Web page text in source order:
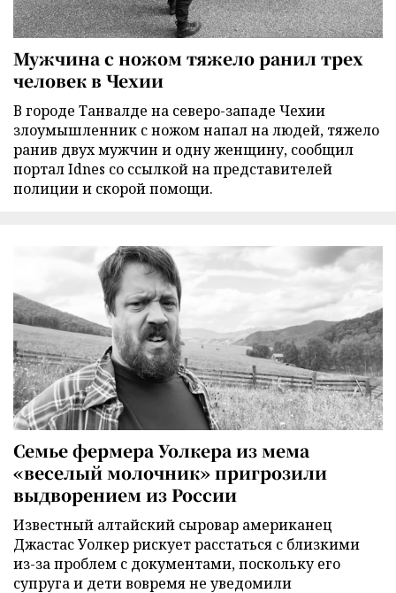
Мужчина с ножом тяжело ранил трех
человек в Чехии
В городе Танвалде на северо-западе Чехии
злоумышленник с ножом напал на людей, тяжело
ранив двух мужчин и одну женщину, сообщил
портал Idnes со ссылкой на представителей
полиции и скорой помощи.
Семье фермера Уолкера из мема
«веселый молочник» пригрозили
выдворением из России
Известный алтайский сыровар американец
Джастас Уолкер рискует расстаться с близкими
из-за проблем с документами, поскольку его
супруга и дети вовремя не уведомили